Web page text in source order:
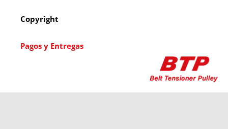
Copyright
Pagos y Entregas